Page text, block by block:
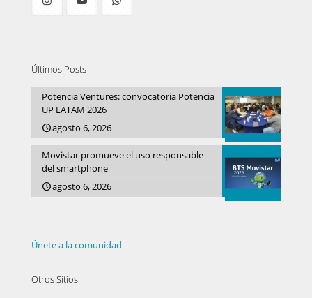
Últimos Posts
Potencia Ventures: convocatoria Potencia
UP LATAM 2026
agosto 6, 2026
Movistar promueve el uso responsable
del smartphone
agosto 6, 2026
Únete a la comunidad
Otros Sitios